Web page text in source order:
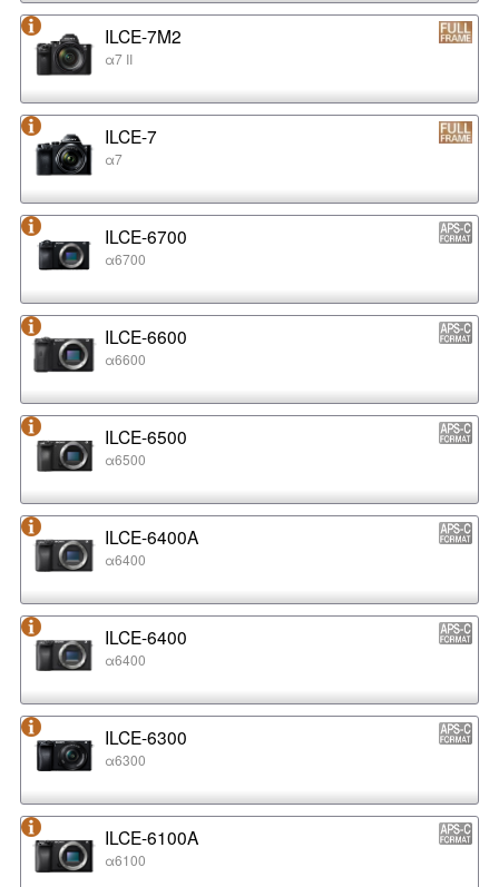
ILCE-7M2
α7 II
ILCE-7
α7
ILCE-6700
α6700
ILCE-6600
α6600
ILCE-6500
α6500
ILCE-6400A
α6400
ILCE-6400
α6400
ILCE-6300
α6300
ILCE-6100A
α6100